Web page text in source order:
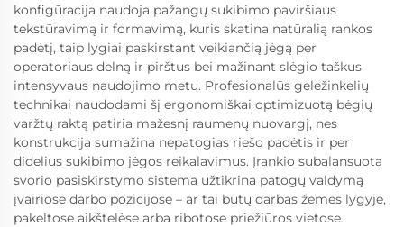
konfigūracija naudoja pažangų sukibimo paviršiaus
tekstūravimą ir formavimą, kuris skatina natūralią rankos
padėtį, taip lygiai paskirstant veikiančią jėgą per
operatoriaus delną ir pirštus bei mažinant slėgio taškus
intensyvaus naudojimo metu. Profesionalūs geležinkelių
technikai naudodami šį ergonomiškai optimizuotą bėgių
varžtų raktą patiria mažesnį raumenų nuovargį, nes
konstrukcija sumažina nepatogias riešo padėtis ir per
didelius sukibimo jėgos reikalavimus. Įrankio subalansuota
svorio pasiskirstymo sistema užtikrina patogų valdymą
įvairiose darbo pozicijose – ar tai būtų darbas žemės lygyje,
pakeltose aikštelėse arba ribotose priežiūros vietose.